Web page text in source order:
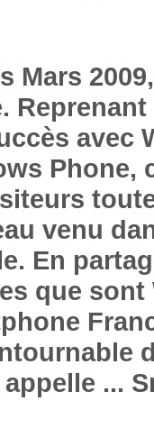
Mars
avec
Phone,
venu
En
que
...